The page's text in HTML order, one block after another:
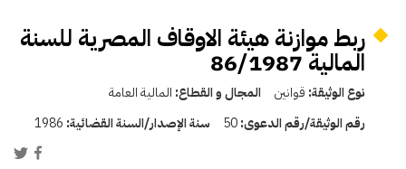
ربط موازنة هيئة الاوقاف المصرية للسنة
المالية 86/1987
نوع الوثيقة: قوانين المجال و القطاع: المالية العامة
رقم الوثيقة/رقم الدعوى:50 سنة الإصدار/السنة القضائية: 1986